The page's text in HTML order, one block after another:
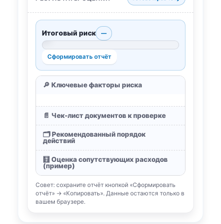
Итоговый риск —
0%
Сформировать отчёт
🔎 Ключевые факторы риска
📄 Чек-лист документов к проверке
🗂 Рекомендованный порядок
действий
🧮 Оценка сопутствующих расходов
(пример)
Совет: сохраните отчёт кнопкой «Сформировать
отчёт» → «Копировать». Данные остаются только в
вашем браузере.